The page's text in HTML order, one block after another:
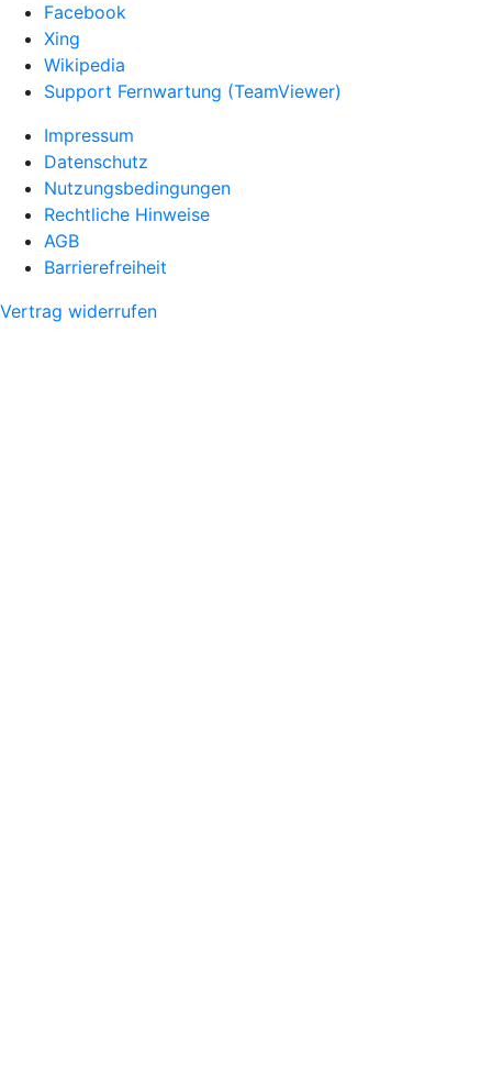
Facebook
Xing
Wikipedia
Support Fernwartung (TeamViewer)
Impressum
Datenschutz
Nutzungsbedingungen
Rechtliche Hinweise
AGB
Barrierefreiheit
Vertrag widerrufen